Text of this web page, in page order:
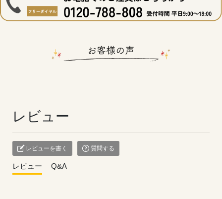
人参は細切りにする
3.沸騰したら、
オクラパウダーを入れて混ぜる
4.野菜ブイヨンで味付けし、
溶き卵を流し入れて完成
レビュー
レビューを書く 質問する
レビュー Q&A